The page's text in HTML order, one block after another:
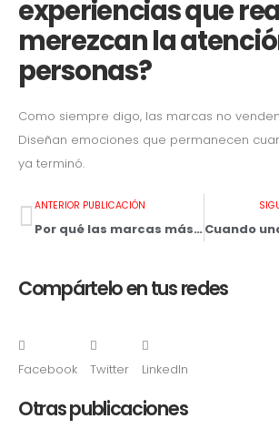
experiencias que
merezcan la
personas?
Como siempre digo, las marcas no
Diseñan emociones que permanecen
ya terminó.
ANTERIOR PUBLICACIÓN
Por qué las marcas más memorables no son las que más hablan, sino las que diseñan rituales
Compártelo en tus redes
Facebook Twitter LinkedIn
Otras publicaciones